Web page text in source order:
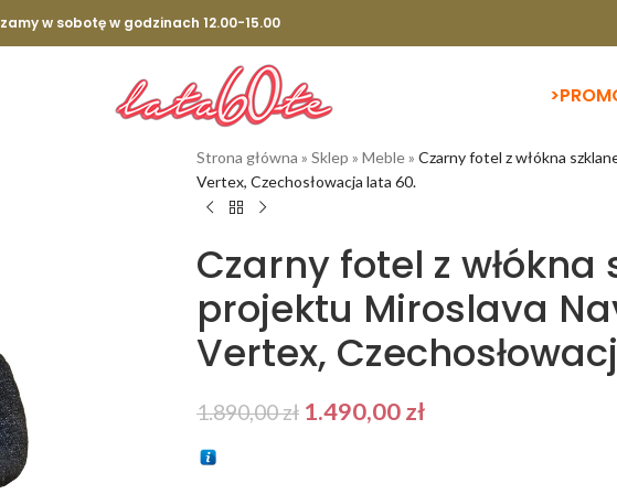
w sobotę w godzinach 12.00-15.00
>
Strona główna » Sklep » Meble» Czarny fotel z włókna
Vertex, Czechosłowacja lata 60.
Czarny fotel z włókna
projektu Miroslava
Vertex,
1.890,00zł 1.490,00zł